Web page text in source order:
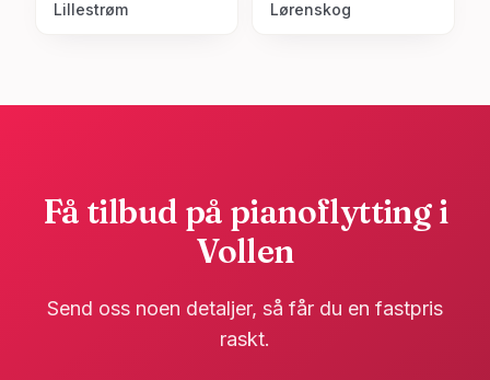
Lillestrøm
Lørenskog
Få tilbud på pianoflytting i
Vollen
Send oss noen detaljer, så får du en fastpris
raskt.